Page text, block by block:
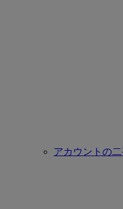
アカウントの